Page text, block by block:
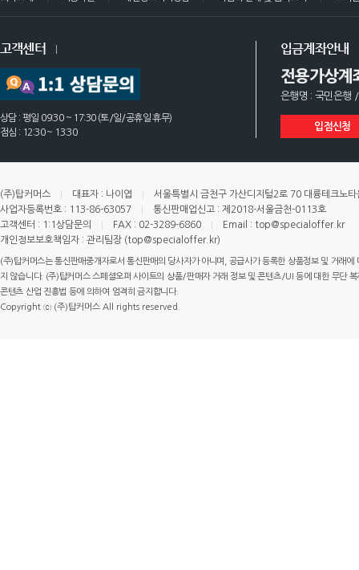
고객센터
상담 : 평일 09:30 ~ 17:30 (토/일/공휴일 휴무)
점심 : 12:30 ~ 13:30
입금계좌안내
전용가상계
은행명 : 국민은행
입점신청
(주)탑커머스 대표자 : 나이엽
서울특별시 금천구 가산디지털2로 70 대륭테크노
사업자등록번호 : 113-86-63057
통신판매업신고 : 제2018-서울금천-0113호
고객센터 : 1:1상담문의
FAX : 02-3289-6860
Email : top@specialoffer.kr
개인정보보호책임자 : 관리팀장 (top@specialoffer.kr)
(주)탑커머스는 통신판매중개자로서 통신판매의 당사자가 아니며, 공급사가 등록한 상품정보 및 거래
지 않습니다. (주)탑커머스 스페셜오퍼 사이트의 상품/판매자 거래 정보 및 콘텐츠/UI 등에 대한 무단
콘텐츠 산업 진흥법 등에 의하여 엄격히 금지합니다.
Copyright ⓒ (주)탑커머스 All rights reserved.